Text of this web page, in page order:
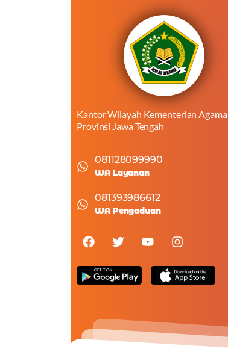
Kantor Wilayah Kementerian Agama
Provinsi Jawa Tengah
081128099990
WA Layanan
081393986612
WA Pengaduan